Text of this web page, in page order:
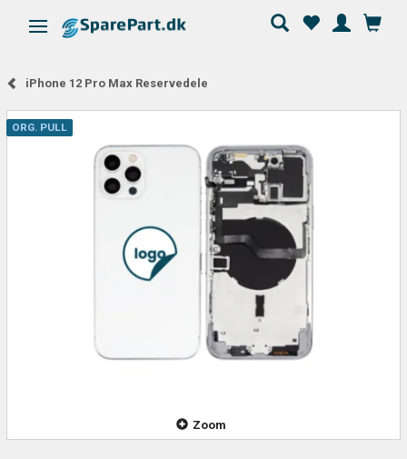
Skifte navigation
iPhone 12 Pro Max Reservedele
ORG. PULL
Zoom